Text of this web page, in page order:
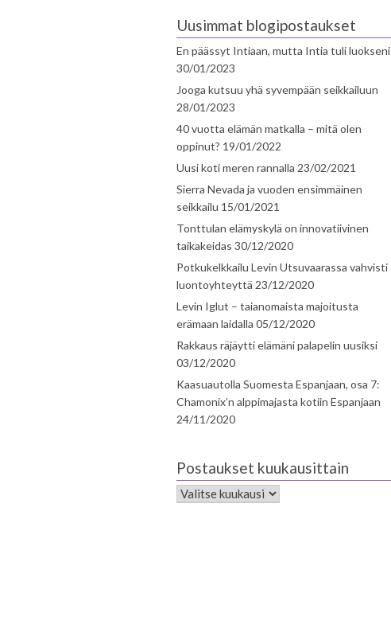
Uusimmat blogipostaukset
En päässyt Intiaan, mutta Intia tuli luokseni
30/01/2023
Jooga kutsuu yhä syvempään seikkailuun
28/01/2023
40 vuotta elämän matkalla – mitä olen
oppinut? 19/01/2022
Uusi koti meren rannalla 23/02/2021
Sierra Nevada ja vuoden ensimmäinen
seikkailu 15/01/2021
Tonttulan elämyskylä on innovatiivinen
taikakeidas 30/12/2020
Potkukelkkailu Levin Utsuvaarassa vahvisti
luontoyhteyttä 23/12/2020
Levin Iglut – taianomaista majoitusta
erämaan laidalla 05/12/2020
Rakkaus räjäytti elämäni palapelin uusiksi
03/12/2020
Kaasuautolla Suomesta Espanjaan, osa 7:
Chamonix’n alppimajasta kotiin Espanjaan
24/11/2020
Postaukset kuukausittain